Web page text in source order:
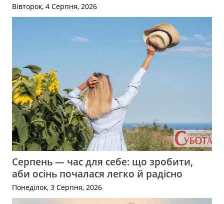
Вівторок, 4 Серпня, 2026
Серпень — час для себе: що зробити,
аби осінь почалася легко й радісно
Понеділок, 3 Серпня, 2026